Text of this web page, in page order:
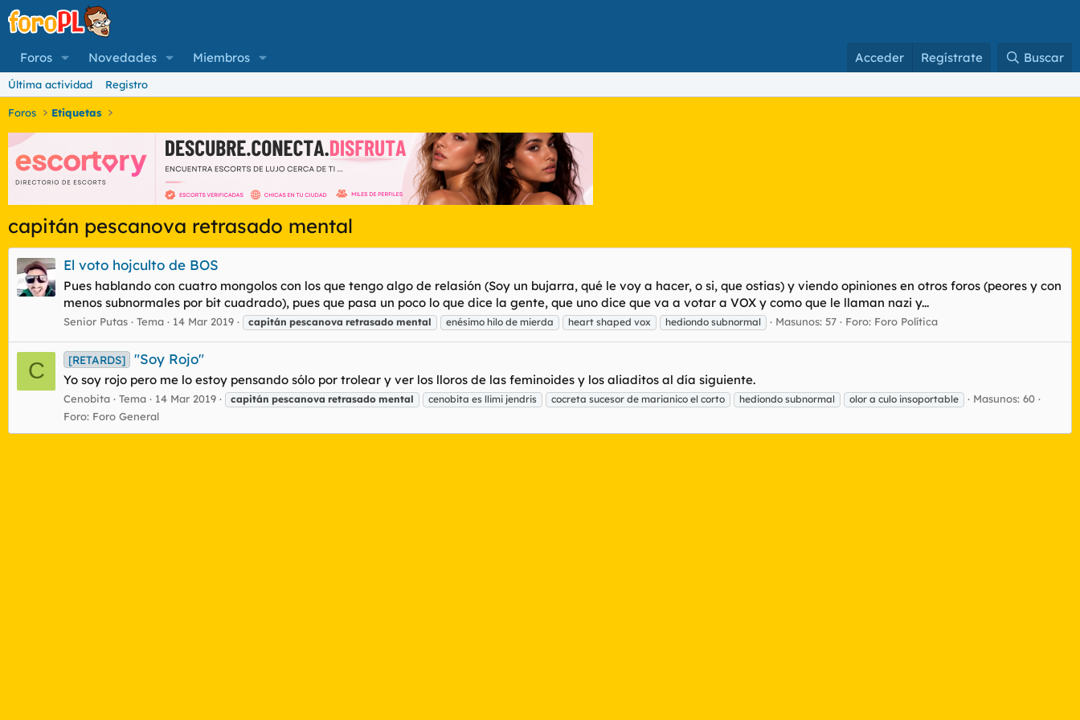
Foros Novedades Miembros Acceder Regístrate Buscar
Última actividad Registro
Foros Etiquetas
capitán pescanova retrasado mental
El voto hojculto de BOS
Pues hablando con cuatro mongolos con los que tengo algo de relasión (Soy un bujarra, qué le voy a hacer, o si, que ostias) y viendo opiniones en otros foros (peores y con
menos subnormales por bit cuadrado), pues que pasa un poco lo que dice la gente, que uno dice que va a votar a VOX y como que le llaman nazi y...
Senior Putas Tema 14 Mar 2019 capitán pescanova retrasado mental enésimo hilo de mierda heart shaped vox hediondo subnormal Masunos: 57 Foro: Foro Política
C [RETARDS] "Soy Rojo"
Yo soy rojo pero me lo estoy pensando sólo por trolear y ver los lloros de las feminoides y los aliaditos al día siguiente.
Cenobita Tema 14 Mar 2019 capitán pescanova retrasado mental cenobita es llimi jendris cocreta sucesor de marianico el corto hediondo subnormal olor a culo insoportable
Masunos: 60
Foro: Foro General